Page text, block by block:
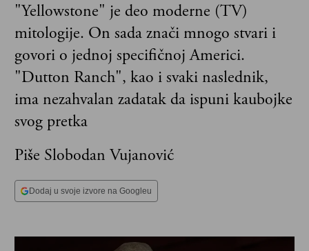
"Yellowstone" je deo moderne (TV)
mitologije. On sada znači mnogo stvari i
govori o jednoj specifičnoj Americi.
"Dutton Ranch", kao i svaki naslednik,
ima nezahvalan zadatak da ispuni kaubojke
svog pretka
Piše Slobodan Vujanović
Dodaj u svoje izvore na Googleu